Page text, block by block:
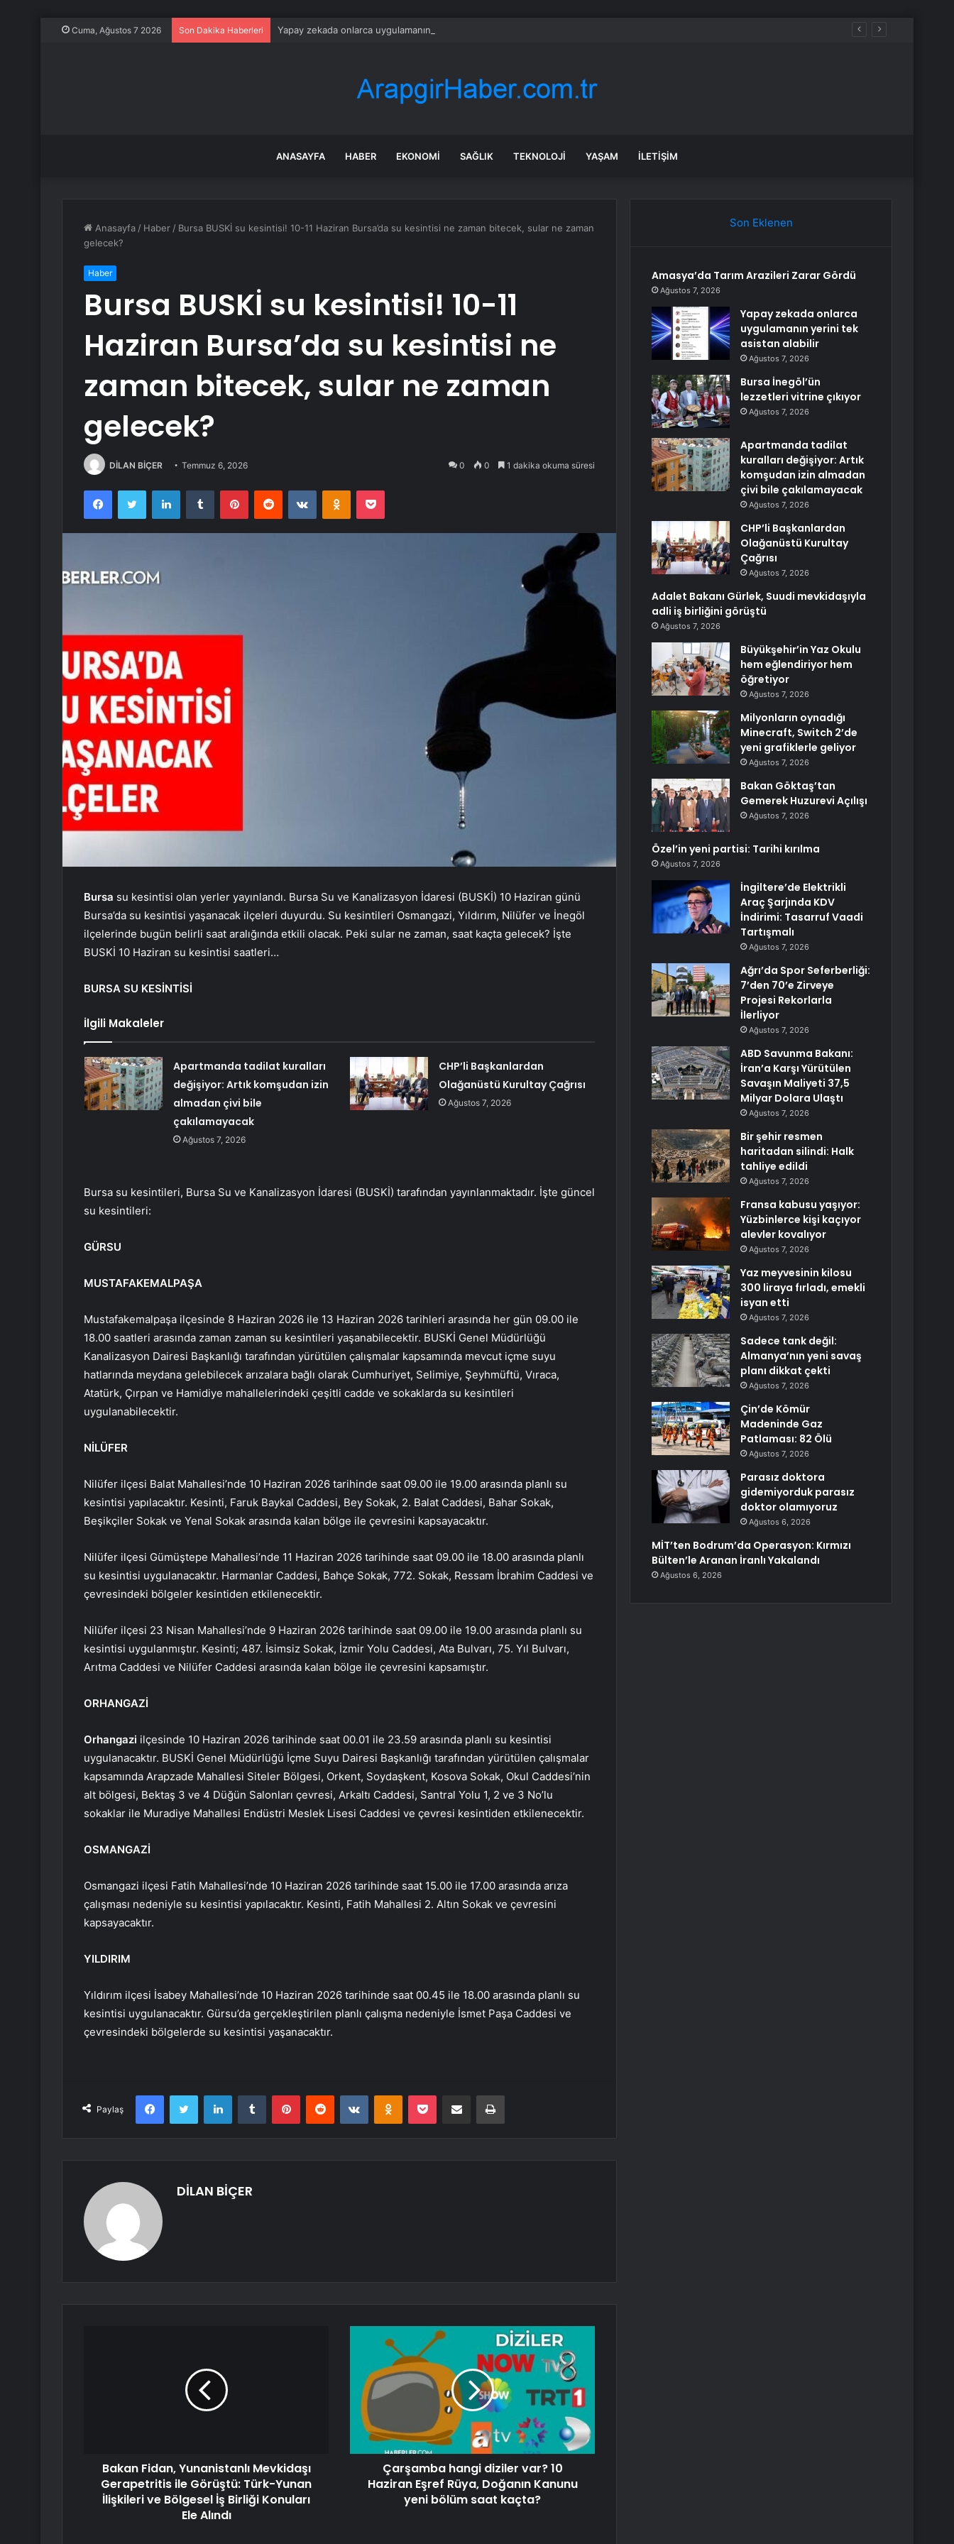
Cuma, Ağustos 7 2026 Son Dakika Haberleri Yapay zekada onlarca uygulamanın yerini tek asistan alabilir
ANASAYFA HABER EKONOMI SAĞLIK TEKNOLOJI YAŞAM İLETIŞIM
Anasayfa / Haber / Bursa BUSKİ su kesintisi! 10-11 Haziran Bursa’da su kesintisi ne zaman bitecek, sular ne zaman
gelecek?
Haber
Bursa BUSKİ su kesintisi! 10-11
Haziran Bursa’da su kesintisi ne
zaman bitecek, sular ne zaman
gelecek?
DİLAN BİÇER Temmuz 6, 2026 0 0 1 dakika okuma süresi
FacebookTwitter LinkedInTumblr PinterestReddit VKontakteOdnoklassniki
Pocket
Bursa su kesintisi olan yerler yayınlandı. Bursa Su ve Kanalizasyon İdaresi (BUSKİ) 10 Haziran günü
Bursa’da su kesintisi yaşanacak ilçeleri duyurdu. Su kesintileri Osmangazi, Yıldırım, Nilüfer ve İnegöl
ilçelerinde bugün belirli saat aralığında etkili olacak. Peki sular ne zaman, saat kaçta gelecek? İşte
BUSKİ 10 Haziran su kesintisi saatleri…
BURSA SU KESİNTİSİ
İlgili Makaleler
Apartmanda tadilat kuralları
değişiyor: Artık komşudan izin
almadan çivi bile
çakılamayacak
Ağustos 7, 2026
CHP’li Başkanlardan
Olağanüstü Kurultay Çağrısı
Ağustos 7, 2026
Bursa su kesintileri, Bursa Su ve Kanalizasyon İdaresi (BUSKİ) tarafından yayınlanmaktadır. İşte güncel
su kesintileri:
GÜRSU
MUSTAFAKEMALPAŞA
Mustafakemalpaşa ilçesinde 8 Haziran 2026 ile 13 Haziran 2026 tarihleri arasında her gün 09.00 ile
18.00 saatleri arasında zaman zaman su kesintileri yaşanabilecektir. BUSKİ Genel Müdürlüğü
Kanalizasyon Dairesi Başkanlığı tarafından yürütülen çalışmalar kapsamında mevcut içme suyu
hatlarında meydana gelebilecek arızalara bağlı olarak Cumhuriyet, Selimiye, Şeyhmüftü, Vıraca,
Atatürk, Çırpan ve Hamidiye mahallelerindeki çeşitli cadde ve sokaklarda su kesintileri
uygulanabilecektir.
NİLÜFER
Nilüfer ilçesi Balat Mahallesi’nde 10 Haziran 2026 tarihinde saat 09.00 ile 19.00 arasında planlı su
kesintisi yapılacaktır. Kesinti, Faruk Baykal Caddesi, Bey Sokak, 2. Balat Caddesi, Bahar Sokak,
Beşikçiler Sokak ve Yenal Sokak arasında kalan bölge ile çevresini kapsayacaktır.
Nilüfer ilçesi Gümüştepe Mahallesi’nde 11 Haziran 2026 tarihinde saat 09.00 ile 18.00 arasında planlı
su kesintisi uygulanacaktır. Harmanlar Caddesi, Bahçe Sokak, 772. Sokak, Ressam İbrahim Caddesi ve
çevresindeki bölgeler kesintiden etkilenecektir.
Nilüfer ilçesi 23 Nisan Mahallesi’nde 9 Haziran 2026 tarihinde saat 09.00 ile 19.00 arasında planlı su
kesintisi uygulanmıştır. Kesinti; 487. İsimsiz Sokak, İzmir Yolu Caddesi, Ata Bulvarı, 75. Yıl Bulvarı,
Arıtma Caddesi ve Nilüfer Caddesi arasında kalan bölge ile çevresini kapsamıştır.
ORHANGAZİ
Orhangazi ilçesinde 10 Haziran 2026 tarihinde saat 00.01 ile 23.59 arasında planlı su kesintisi
uygulanacaktır. BUSKİ Genel Müdürlüğü İçme Suyu Dairesi Başkanlığı tarafından yürütülen çalışmalar
kapsamında Arapzade Mahallesi Siteler Bölgesi, Orkent, Soydaşkent, Kosova Sokak, Okul Caddesi’nin
alt bölgesi, Bektaş 3 ve 4 Düğün Salonları çevresi, Arkaltı Caddesi, Santral Yolu 1, 2 ve 3 No’lu
sokaklar ile Muradiye Mahallesi Endüstri Meslek Lisesi Caddesi ve çevresi kesintiden etkilenecektir.
OSMANGAZİ
Osmangazi ilçesi Fatih Mahallesi’nde 10 Haziran 2026 tarihinde saat 15.00 ile 17.00 arasında arıza
çalışması nedeniyle su kesintisi yapılacaktır. Kesinti, Fatih Mahallesi 2. Altın Sokak ve çevresini
kapsayacaktır.
YILDIRIM
Yıldırım ilçesi İsabey Mahallesi’nde 10 Haziran 2026 tarihinde saat 00.45 ile 18.00 arasında planlı su
kesintisi uygulanacaktır. Gürsu’da gerçekleştirilen planlı çalışma nedeniyle İsmet Paşa Caddesi ve
çevresindeki bölgelerde su kesintisi yaşanacaktır.
Paylaş
FacebookTwitter LinkedInTumblr PinterestReddit VKontakteOdnoklassniki
Pocket E-Posta ile paylaş Yazdır
DİLAN BİÇER
Bakan Fidan, Yunanistanlı Mevkidaşı
Gerapetritis ile Görüştü: Türk-Yunan
İlişkileri ve Bölgesel İş Birliği Konuları
Ele Alındı
Çarşamba hangi diziler var? 10
Haziran Eşref Rüya, Doğanın Kanunu
yeni bölüm saat kaçta?
Son Eklenen
Amasya’da Tarım Arazileri Zarar Gördü
Ağustos 7, 2026
Yapay zekada onlarca
uygulamanın yerini tek
asistan alabilir
Ağustos 7, 2026
Bursa İnegöl’ün
lezzetleri vitrine çıkıyor
Ağustos 7, 2026
Apartmanda tadilat
kuralları değişiyor: Artık
komşudan izin almadan
çivi bile çakılamayacak
Ağustos 7, 2026
CHP’li Başkanlardan
Olağanüstü Kurultay
Çağrısı
Ağustos 7, 2026
Adalet Bakanı Gürlek, Suudi mevkidaşıyla
adli iş birliğini görüştü
Ağustos 7, 2026
Büyükşehir’in Yaz Okulu
hem eğlendiriyor hem
öğretiyor
Ağustos 7, 2026
Milyonların oynadığı
Minecraft, Switch 2’de
yeni grafiklerle geliyor
Ağustos 7, 2026
Bakan Göktaş’tan
Gemerek Huzurevi Açılışı
Ağustos 7, 2026
Özel’in yeni partisi: Tarihi kırılma
Ağustos 7, 2026
İngiltere’de Elektrikli
Araç Şarjında KDV
İndirimi: Tasarruf Vaadi
Tartışmalı
Ağustos 7, 2026
Ağrı’da Spor Seferberliği:
7’den 70’e Zirveye
Projesi Rekorlarla
İlerliyor
Ağustos 7, 2026
ABD Savunma Bakanı:
İran’a Karşı Yürütülen
Savaşın Maliyeti 37,5
Milyar Dolara Ulaştı
Ağustos 7, 2026
Bir şehir resmen
haritadan silindi: Halk
tahliye edildi
Ağustos 7, 2026
Fransa kabusu yaşıyor:
Yüzbinlerce kişi kaçıyor
alevler kovalıyor
Ağustos 7, 2026
Yaz meyvesinin kilosu
300 liraya fırladı, emekli
isyan etti
Ağustos 7, 2026
Sadece tank değil:
Almanya’nın yeni savaş
planı dikkat çekti
Ağustos 7, 2026
Çin’de Kömür
Madeninde Gaz
Patlaması: 82 Ölü
Ağustos 7, 2026
Parasız doktora
gidemiyorduk parasız
doktor olamıyoruz
Ağustos 6, 2026
MİT’ten Bodrum’da Operasyon: Kırmızı
Bülten’le Aranan İranlı Yakalandı
Ağustos 6, 2026